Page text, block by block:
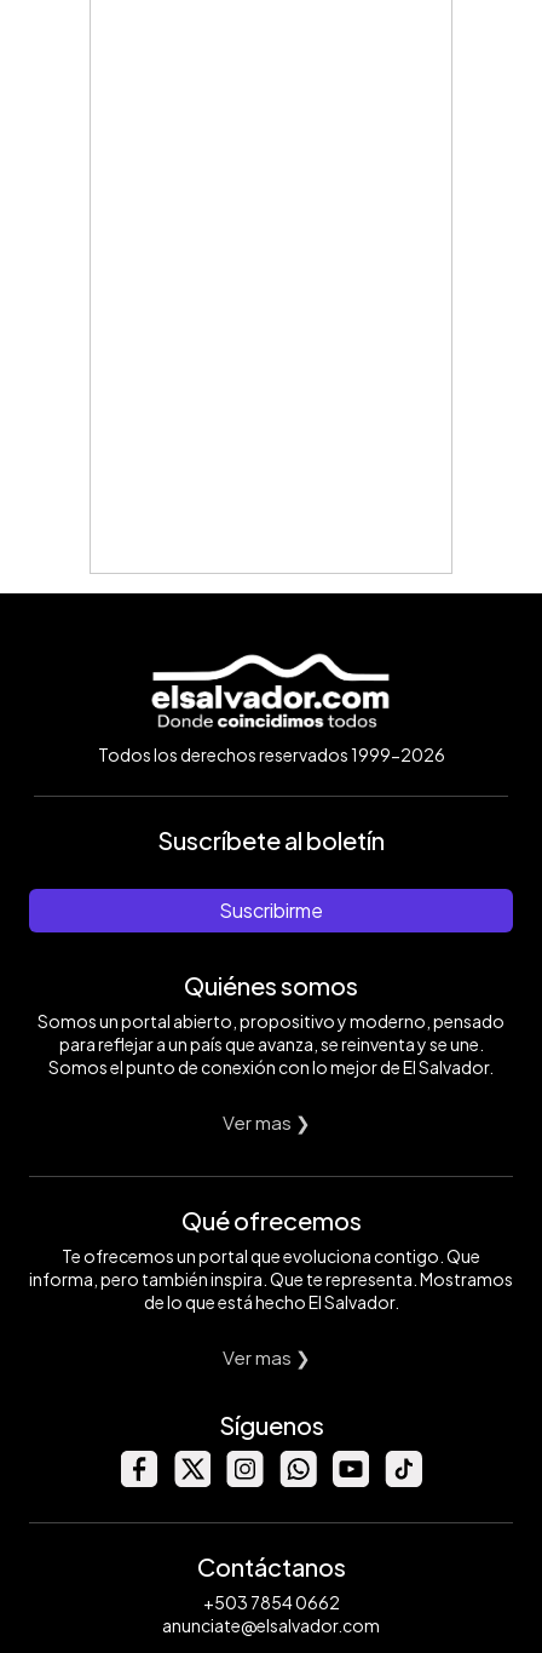
Todos los derechos reservados 1999-2026
Suscríbete al boletín
Suscribirme
Quiénes somos
Somos un portal abierto, propositivo y moderno, pensado
para reflejar a un país que avanza, se reinventa y se une.
Somos el punto de conexión con lo mejor de El Salvador.
Ver mas ❯
Qué ofrecemos
Te ofrecemos un portal que evoluciona contigo. Que
informa, pero también inspira. Que te representa. Mostramos
de lo que está hecho El Salvador.
Ver mas ❯
Síguenos
Contáctanos
+503 7854 0662
anunciate@elsalvador.com